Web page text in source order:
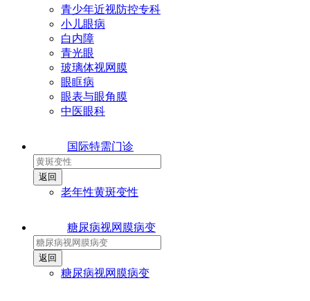
青少年近视防控专科
小儿眼病
白内障
青光眼
玻璃体视网膜
眼眶病
眼表与眼角膜
中医眼科
国际特需门诊
老年性黄斑变性
糖尿病视网膜病变
糖尿病视网膜病变